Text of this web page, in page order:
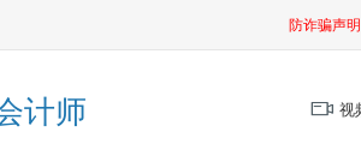
防诈骗声明
计师 视